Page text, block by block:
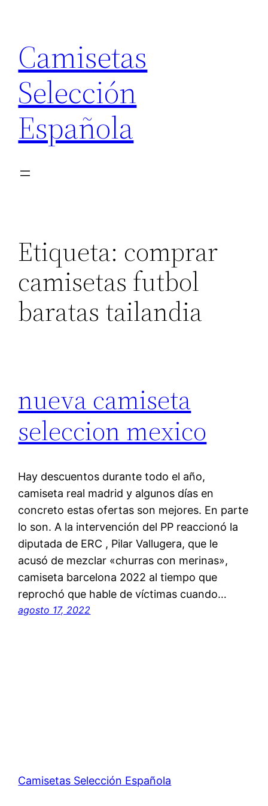
contenido
Camisetas
Selección
Española
Etiqueta: comprar
camisetas futbol
baratas tailandia
nueva camiseta
seleccion mexico
Hay descuentos durante todo el año,
camiseta real madrid y algunos días en
concreto estas ofertas son mejores. En parte
lo son. A la intervención del PP reaccionó la
diputada de ERC , Pilar Vallugera, que le
acusó de mezclar «churras con merinas»,
camiseta barcelona 2022 al tiempo que
reprochó que hable de víctimas cuando…
agosto 17, 2022
Camisetas Selección Española